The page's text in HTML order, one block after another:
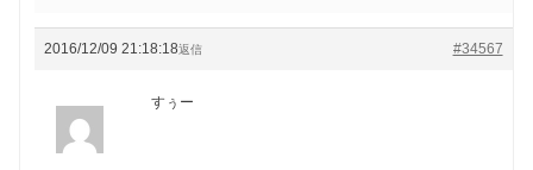
2016/12/09 21:18:18 #34567
返信
すぅー